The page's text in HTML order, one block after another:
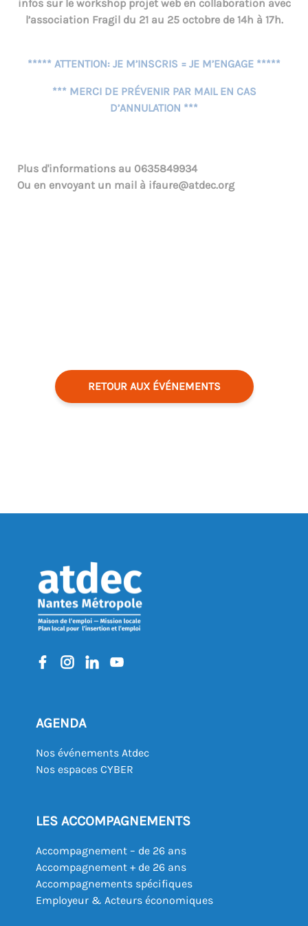
infos sur le workshop projet web en collaboration avec
l’association Fragil du 21 au 25 octobre de 14h à 17h.
***** ATTENTION: JE M’INSCRIS = JE M’ENGAGE *****
*** MERCI DE PRÉVENIR PAR MAIL EN CAS
D’ANNULATION ***
Plus d'informations au 0635849934
Ou en envoyant un mail à ifaure@atdec.org
RETOUR AUX ÉVÉNEMENTS
AGENDA
Nos événements Atdec
Nos espaces CYBER
LES ACCOMPAGNEMENTS
Accompagnement – de 26 ans
Accompagnement + de 26 ans
Accompagnements spécifiques
Employeur & Acteurs économiques